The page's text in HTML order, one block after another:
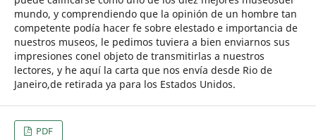
mundo, y comprendiendo que la opinión de un hombre tan
competente podía hacer fe sobre elestado e importancia de
nuestros museos, le pedimos tuviera a bien enviarnos sus
impresiones conel objeto de transmitirlas a nuestros
lectores, y he aquí la carta que nos envía desde Rio de
Janeiro,de retirada ya para los Estados Unidos.
PDF